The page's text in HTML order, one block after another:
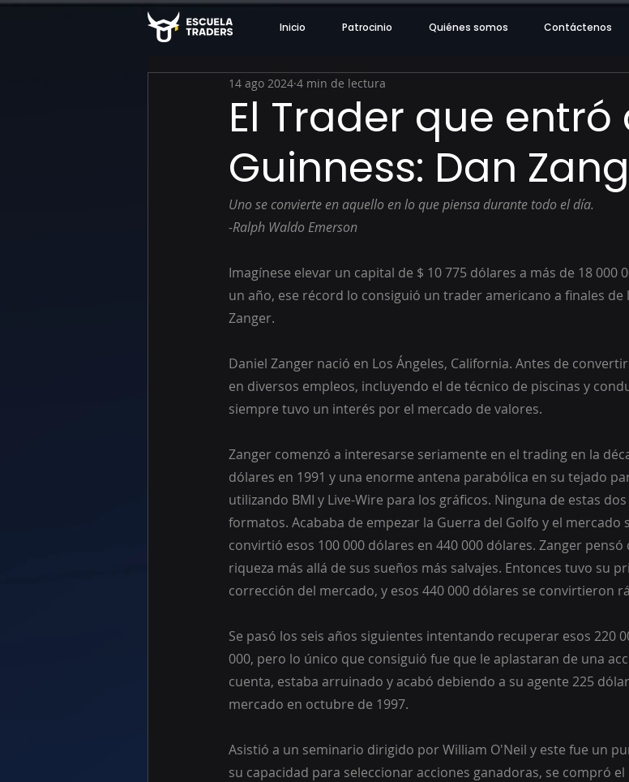
Inicio Patrocinio Quiénes somos Contáctenos
El Trader que
Guinness: Dan
14 ago 2024 4 min de lectura
Uno se convierte en aquello en lo que piensa durante todo el día.
-Ralph Waldo Emerson
Imagínese elevar un capital de $ 10 775 dólares a más de 18 000
un año, ese récord lo consiguió un trader americano a finales de
Zanger.
Daniel Zanger nació en Los Ángeles, California. Antes de
en diversos empleos, incluyendo el de técnico de piscinas y
siempre tuvo un interés por el mercado de valores.
Zanger comenzó a interesarse seriamente en el trading en la
dólares en 1991 y una enorme antena parabólica en su tejado
utilizando BMI y Live-Wire para los gráficos. Ninguna de estas
formatos. Acababa de empezar la Guerra del Golfo y el mercado
convirtió esos 100 000 dólares en 440 000 dólares. Zanger
riqueza más allá de sus sueños más salvajes. Entonces tuvo su
corrección del mercado, y esos 440 000 dólares se convirtieron
Se pasó los seis años siguientes intentando recuperar esos 220
000, pero lo único que consiguió fue que le aplastaran de una
cuenta, estaba arruinado y acabó debiendo a su agente 225
mercado en octubre de 1997.
Asistió a un seminario dirigido por William O'Neil y este fue un
su capacidad para seleccionar acciones ganadoras, se compró